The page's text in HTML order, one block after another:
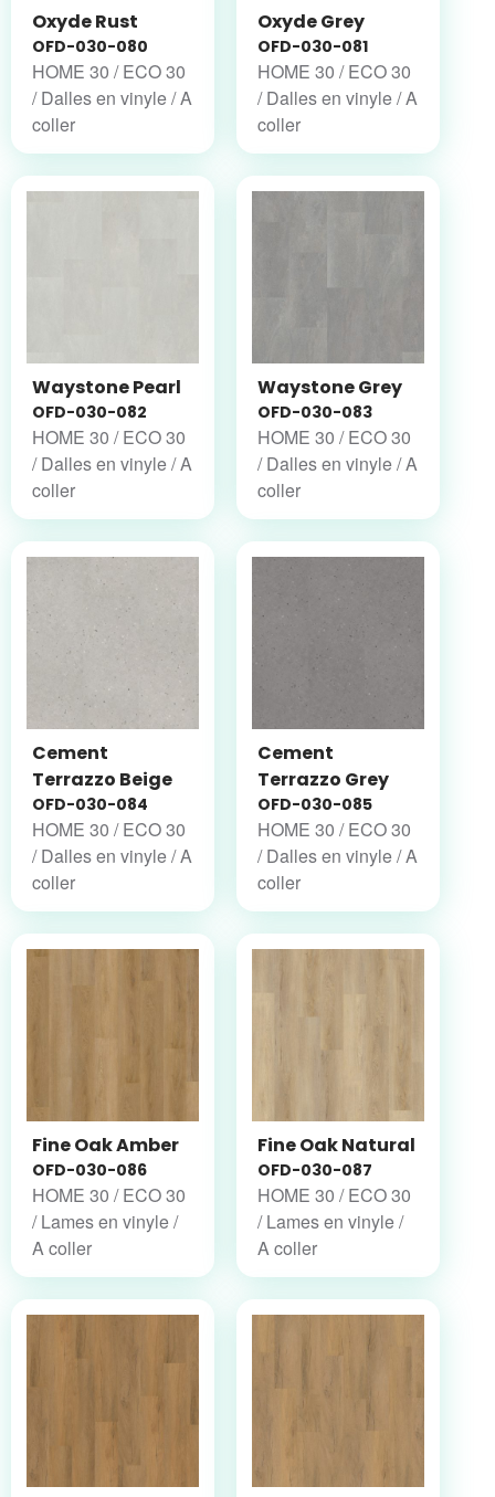
Oxyde Rust
OFD-030-080
HOME 30 / ECO 30
/ Dalles en vinyle / A
coller
Oxyde Grey
OFD-030-081
HOME 30 / ECO 30
/ Dalles en vinyle / A
coller
Waystone Pearl
OFD-030-082
HOME 30 / ECO 30
/ Dalles en vinyle / A
coller
Waystone Grey
OFD-030-083
HOME 30 / ECO 30
/ Dalles en vinyle / A
coller
Cement
Terrazzo Beige
OFD-030-084
HOME 30 / ECO 30
/ Dalles en vinyle / A
coller
Cement
Terrazzo Grey
OFD-030-085
HOME 30 / ECO 30
/ Dalles en vinyle / A
coller
Fine Oak Amber
OFD-030-086
HOME 30 / ECO 30
/ Lames en vinyle /
A coller
Fine Oak Natural
OFD-030-087
HOME 30 / ECO 30
/ Lames en vinyle /
A coller